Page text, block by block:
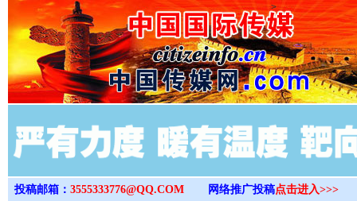
>
投稿邮箱： 3555333776@QQ.COM 网络推广投稿点击进入>>>